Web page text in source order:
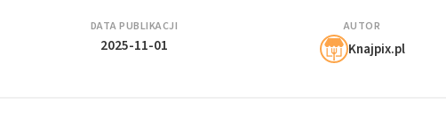
DATA PUBLIKACJI
2025-11-01
AUTOR
Knajpix.pl